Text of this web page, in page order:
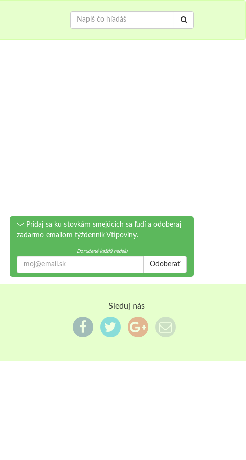
Pridaj sa ku stovkám smejúcich sa ľudí a odoberaj
zadarmo emailom týždenník Vtipoviny.
Doručené každú nedeľu
Odoberať
Sleduj nás